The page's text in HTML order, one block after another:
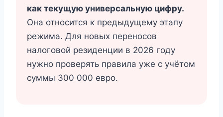
как текущую универсальную цифру.
Она относится к предыдущему этапу
режима. Для новых переносов
налоговой резиденции в 2026 году
нужно проверять правила уже с учётом
суммы 300 000 евро.